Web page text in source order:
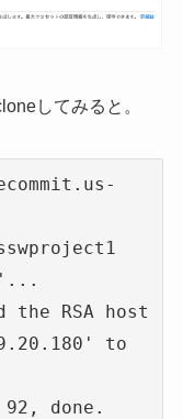
してみると。
the RSA host
to
done.